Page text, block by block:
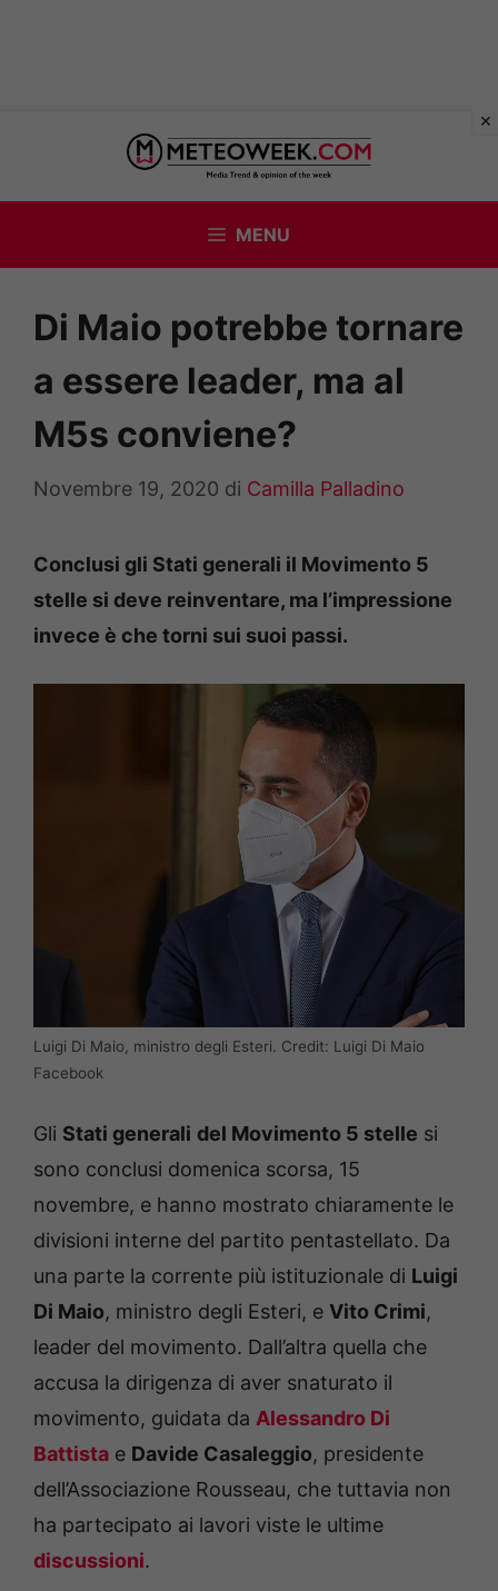
contenuto
MENU
Di Maio potrebbe tornare
a essere leader, ma al
M5s conviene?
Novembre 19, 2020 di Camilla Palladino
Conclusi gli Stati generali il Movimento 5
stelle si deve reinventare, ma l’impressione
invece è che torni sui suoi passi.
Luigi Di Maio, ministro degli Esteri. Credit: Luigi Di Maio
Facebook
Gli Stati generali del Movimento 5 stelle si
sono conclusi domenica scorsa, 15
novembre, e hanno mostrato chiaramente le
divisioni interne del partito pentastellato. Da
una parte la corrente più istituzionale di Luigi
Di Maio, ministro degli Esteri, e Vito Crimi,
leader del movimento. Dall’altra quella che
accusa la dirigenza di aver snaturato il
movimento, guidata da Alessandro Di
Battista e Davide Casaleggio, presidente
dell’Associazione Rousseau, che tuttavia non
ha partecipato ai lavori viste le ultime
discussioni.